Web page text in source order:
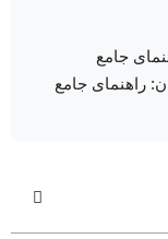
جامع
راهنمای جامع